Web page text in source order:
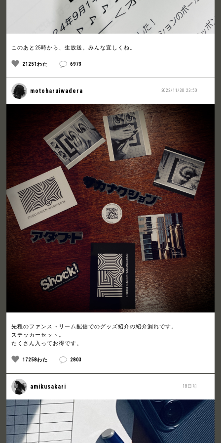
このあと25時から、生放送。みんな宜しくね。
21251わた 6973
2022/11/30 23:50
motoharuiwadera
先程のファンストリーム配信でのグッズ紹介の紹介漏れです。
ステッカーセット。
たくさん入ってお得です。
17258わた 2803
18日前
amikusakari